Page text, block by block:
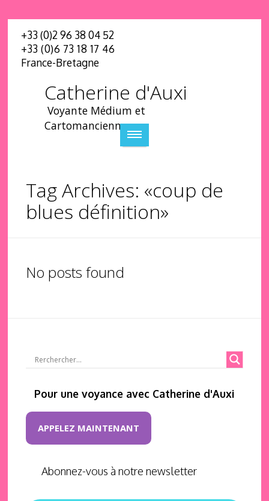
+33 (0)2 96 38 04 52
+33 (0)6 73 18 17 46
France-Bretagne
Catherine d'Auxi
Voyante Médium et
Cartomancienne
Tag Archives: «coup de
blues définition»
No posts found
Pour une voyance avec Catherine d'Auxi
APPELEZ MAINTENANT
Abonnez-vous à notre newsletter